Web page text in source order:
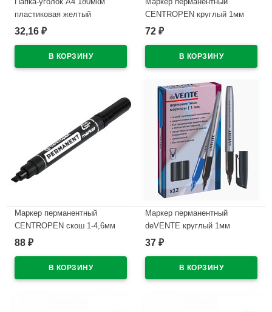
пластиковая желтый
В наличии
32,16 ₽
CENTROPEN круглый 1мм
черный арт.2846/1Ч
72 ₽
Маркер перманентный
CENTROPEN скош 1-4,6мм
черный арт.8576/Ч
88 ₽
Маркер перманентный
deVENTE круглый 1мм
черный, с клипом арт.5043800
37 ₽